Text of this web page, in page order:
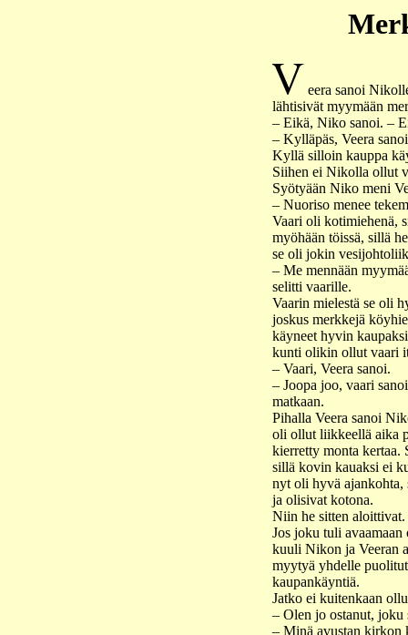
eera sanoi
lähtisivät myymään
– Eikä, Niko sanoi. –
– Kylläpäs, Veera
Kyllä silloin kauppa
Siihen ei Nikolla ollut
Syötyään Niko meni
– Nuoriso menee
Vaari oli kotimiehenä,
myöhään töissä, sillä
se oli jokin
– Me mennään
selitti vaarille.
Vaarin mielestä se oli
joskus merkkejä
käyneet hyvin
kunti olikin ollut vaari
– Vaari, Veera sanoi.
– Joopa joo, vaari
matkaan.
Pihalla Veera sanoi
oli ollut liikkeellä aika
kierretty monta kertaa.
sillä kovin kauaksi ei
nyt oli hyvä
ja olisivat kotona.
Niin he sitten
Jos joku tuli
kuuli Nikon ja Veeran
myytyä yhdelle
kaupankäyntiä.
Jatko ei kuitenkaan
– Olen jo ostanut, joku
– Minä avustan kirkon